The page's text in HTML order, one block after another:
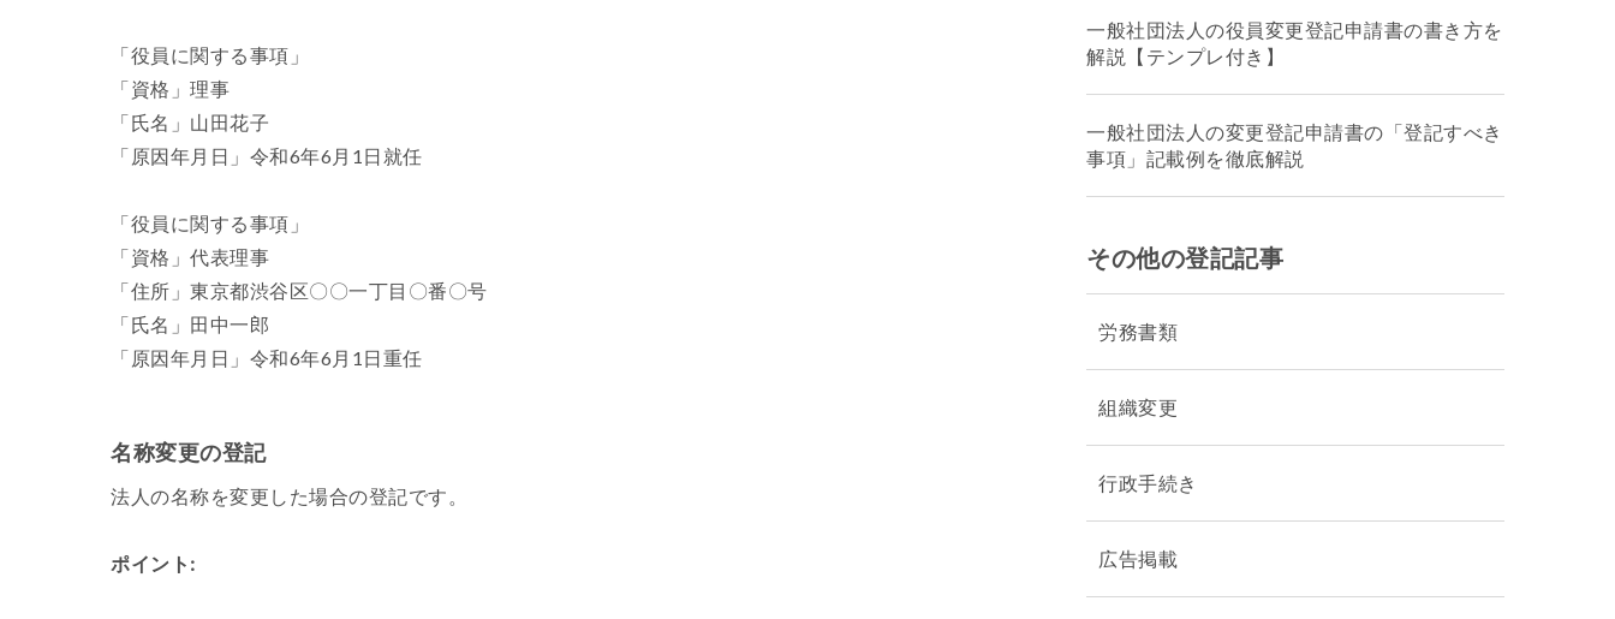
「役員に関する事項」
「資格」理事
「氏名」山田花子
「原因年月日」令和6年6月1日就任
「役員に関する事項」
「資格」代表理事
「住所」東京都渋谷区〇〇一丁目〇番〇号
「氏名」田中一郎
「原因年月日」令和6年6月1日重任
名称変更の登記
法人の名称を変更した場合の登記です。
ポイント:
一般社団法人の役員変更登記申請書の書き方を
解説【テンプレ付き】
一般社団法人の変更登記申請書の「登記すべき
事項」記載例を徹底解説
その他の登記記事
労務書類
組織変更
行政手続き
広告掲載